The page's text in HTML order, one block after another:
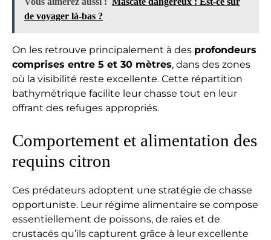
de voyager là-bas ?
On les retrouve principalement à des profondeurs
comprises entre 5 et 30 mètres, dans des zones
où la visibilité reste excellente. Cette répartition
bathymétrique facilite leur chasse tout en leur
offrant des refuges appropriés.
Comportement et alimentation des
requins citron
Ces prédateurs adoptent une stratégie de chasse
opportuniste. Leur régime alimentaire se compose
essentiellement de poissons, de raies et de
crustacés qu’ils capturent grâce à leur excellente